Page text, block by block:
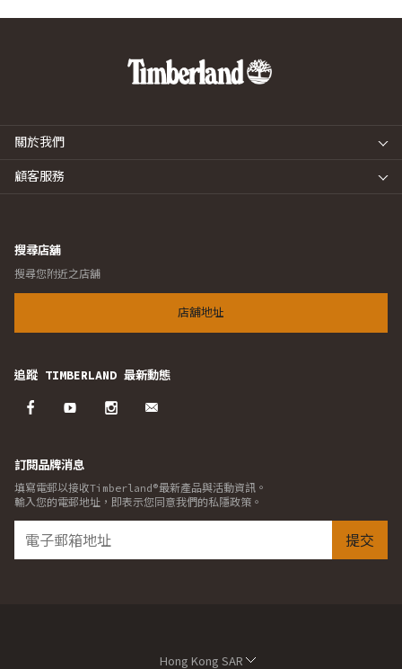
關於我們
顧客服務
搜尋店舖
搜尋您附近之店舖
店舖地址
追蹤 TIMBERLAND 最新動態
訂閱品牌消息
填寫電郵以接收Timberland®最新產品與活動資訊。
輸入您的電郵地址，即表示您同意我們的私隱政策。
提交
Hong Kong SAR